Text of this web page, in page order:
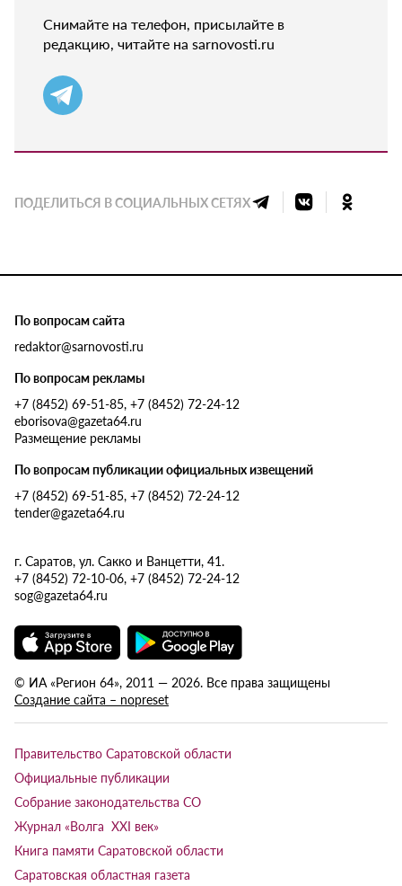
Снимайте на телефон, присылайте в
редакцию, читайте на sarnovosti.ru
ПОДЕЛИТЬСЯ В СОЦИАЛЬНЫХ СЕТЯХ
По вопросам сайта
redaktor@sarnovosti.ru
По вопросам рекламы
+7 (8452) 69-51-85, +7 (8452) 72-24-12
eborisova@gazeta64.ru
Размещение рекламы
По вопросам публикации официальных извещений
+7 (8452) 69-51-85, +7 (8452) 72-24-12
tender@gazeta64.ru
г. Саратов, ул. Сакко и Ванцетти, 41.
+7 (8452) 72-10-06, +7 (8452) 72-24-12
sog@gazeta64.ru
© ИА «Регион 64», 2011 — 2026. Все права защищены
Создание сайта – nopreset
Правительство Саратовской области
Официальные публикации
Собрание законодательства СО
Журнал «Волга XXI век»
Книга памяти Саратовской области
Саратовская областная газета